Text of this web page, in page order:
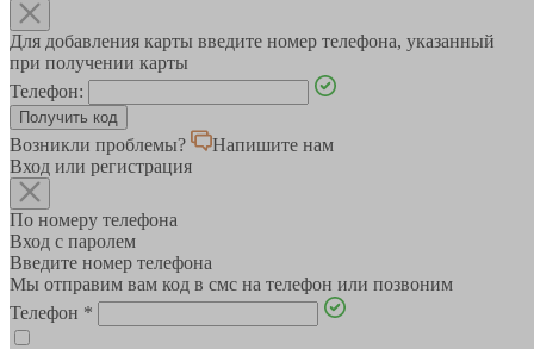
Для добавления карты введите номер телефона, указанный
при получении карты
Телефон:
Возникли проблемы?
Напишите нам
Вход или регистрация
По номеру телефона
Вход с паролем
Введите номер телефона
Мы отправим вам код в смс на телефон или позвоним
Телефон *